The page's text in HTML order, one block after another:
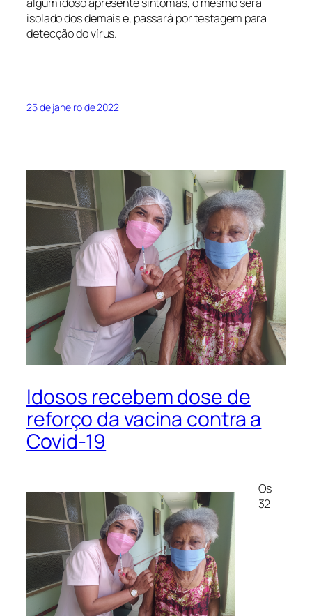
isolado dos demais e, passará por testagem para
detecção do vírus.
25 de janeiro de 2022
Idosos recebem dose de
reforço da vacina contra a
Covid-19
Os
32